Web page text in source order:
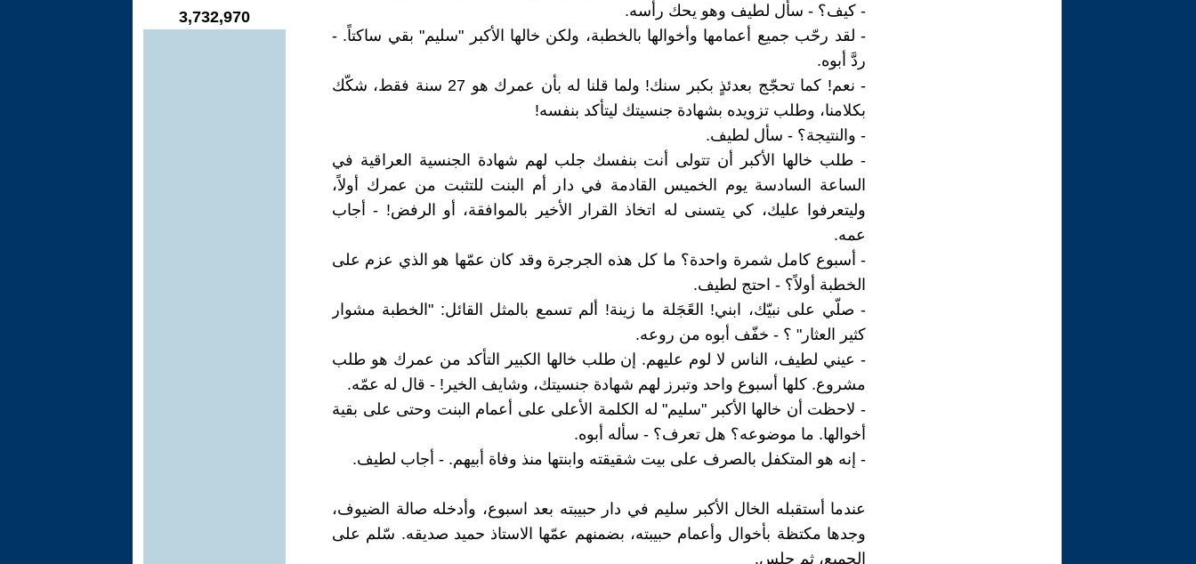
- كيف؟ - سأل لطيف وهو يحك رأسه.
- لقد رحّب جميع أعمامها وأخوالها بالخطبة، ولكن خالها الأكبر "سليم" بقي ساكتاً. -
ردَّ أبوه.
- نعم! كما تحجّج بعدئذٍ بكبر سنك! ولما قلنا له بأن عمرك هو 27 سنة فقط، شكّك
بكلامنا، وطلب تزويده بشهادة جنسيتك ليتأكد بنفسه!
- والنتيجة؟ - سأل لطيف.
- طلب خالها الأكبر أن تتولى أنت بنفسك جلب لهم شهادة الجنسية العراقية في
الساعة السادسة يوم الخميس القادمة في دار أم البنت للتثبت من عمرك أولاً،
وليتعرفوا عليك، كي يتسنى له اتخاذ القرار الأخير بالموافقة، أو الرفض! - أجاب
عمه.
- أسبوع كامل شمرة واحدة؟ ما كل هذه الجرجرة وقد كان عمّها هو الذي عزم على
الخطبة أولاً؟ - احتج لطيف.
- صلّي على نبيّك، ابني! العًجَلة ما زينة! ألم تسمع بالمثل القائل: "الخطبة مشوار
كثير العثار" ؟ - خفّف أبوه من روعه.
- عيني لطيف، الناس لا لوم عليهم. إن طلب خالها الكبير التأكد من عمرك هو طلب
مشروع. كلها أسبوع واحد وتبرز لهم شهادة جنسيتك، وشايف الخير! - قال له عمّه.
- لاحظت أن خالها الأكبر "سليم" له الكلمة الأعلى على أعمام البنت وحتى على بقية
أخوالها. ما موضوعه؟ هل تعرف؟ - سأله أبوه.
- إنه هو المتكفل بالصرف على بيت شقيقته وابنتها منذ وفاة أبيهم. - أجاب لطيف.
عندما أستقبله الخال الأكبر سليم في دار حبيبته بعد اسبوع، وأدخله صالة الضيوف،
وجدها مكتظة بأخوال وأعمام حبيبته، بضمنهم عمّها الاستاذ حميد صديقه. سّلم على
الجميع، ثم جلس.
3,732,970